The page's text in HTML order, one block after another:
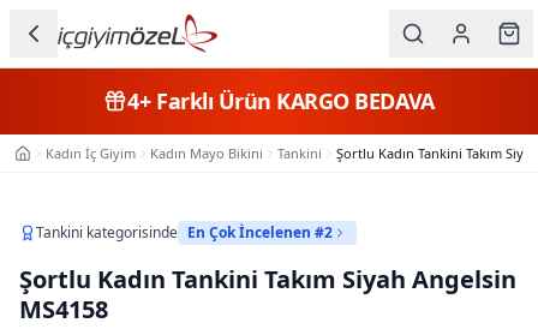
Kategorileri
Erkek
Çocuk
4+Farklı Ürün KARGO BEDAVA
Ana SayfaKadın İç Giyim Kadın Mayo Bikini Tankini Şortlu Kadın Tankini Takım
Tankini kategorisinde En Çok İncelenen #2
Şortlu Kadın Tankini Takım Siyah Angelsin
MS4158